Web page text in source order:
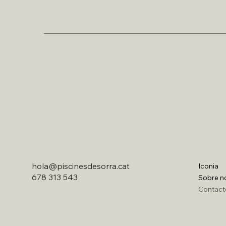
hola@piscinesdesorra.cat
678 313 543
Iconia
Sobre